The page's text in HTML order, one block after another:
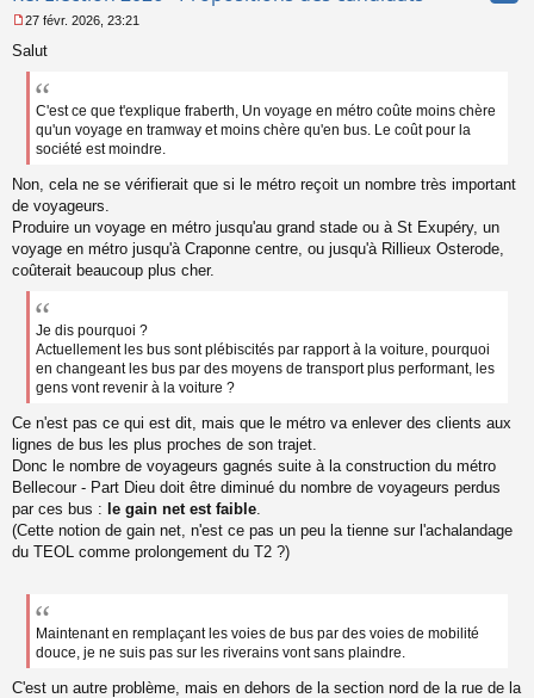
e
s
l
u
27 févr. 2026, 23:21
Salut
C'est ce que t'explique fraberth, Un voyage en métro coûte moins chère
qu'un voyage en tramway et moins chère qu'en bus. Le coût pour la
société est moindre.
Non, cela ne se vérifierait que si le métro reçoit un nombre très important
de voyageurs.
Produire un voyage en métro jusqu'au grand stade ou à St Exupéry, un
voyage en métro jusqu'à Craponne centre, ou jusqu'à Rillieux Osterode,
coûterait beaucoup plus cher.
Je dis pourquoi ?
Actuellement les bus sont plébiscités par rapport à la voiture, pourquoi
en changeant les bus par des moyens de transport plus performant, les
gens vont revenir à la voiture ?
Ce n'est pas ce qui est dit, mais que le métro va enlever des clients aux
lignes de bus les plus proches de son trajet.
Donc le nombre de voyageurs gagnés suite à la construction du métro
Bellecour - Part Dieu doit être diminué du nombre de voyageurs perdus
par ces bus : le gain net est faible
(Cette notion de gain net, n'est ce pas un peu la tienne sur l'achalandage
du TEOL comme prolongement du T2 ?)
Maintenant en remplaçant les voies de bus par des voies de mobilité
douce, je ne suis pas sur les riverains vont sans plaindre.
C'est un autre problème, mais en dehors de la section nord de la rue de la